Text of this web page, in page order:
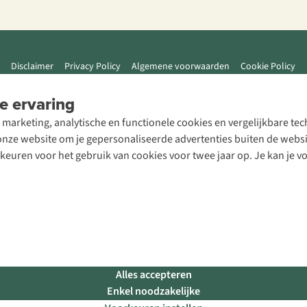
ervaring
analytische en functionele cookies en vergelijkbare
website om je gepersonaliseerde advertenties buiten de
voor het gebruik van cookies voor twee jaar op. Je kan je
Alles accepteren
Enkel noodzakelijke
Disclaimer Privacy Policy Algemene voorwaarden Cookie Policy